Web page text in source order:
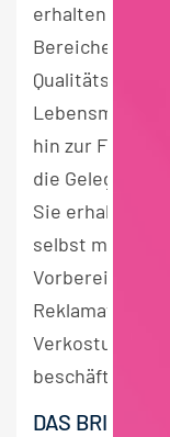
erhalten Sie
Bereiche
hin zur
die
Sie erhalten
selbst mit
Vorbereitung
Verkostung
beschäftigen.
DAS BRINGEN